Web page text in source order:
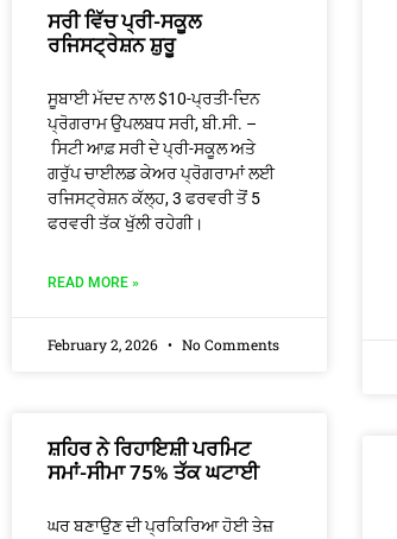
ਸਰੀ ਵਿੱਚ ਪ੍ਰੀ-ਸਕੂਲ
ਰਜਿਸਟ੍ਰੇਸ਼ਨ ਸ਼ੁਰੂ
ਸੂਬਾਈ ਮੱਦਦ ਨਾਲ $10-ਪ੍ਰਤੀ-ਦਿਨ
ਪ੍ਰੋਗਰਾਮ ਉਪਲਬਧ ਸਰੀ, ਬੀ.ਸੀ. –
ਸਿਟੀ ਆਫ਼ ਸਰੀ ਦੇ ਪ੍ਰੀ-ਸਕੂਲ ਅਤੇ
ਗਰੁੱਪ ਚਾਈਲਡ ਕੇਅਰ ਪ੍ਰੋਗਰਾਮਾਂ ਲਈ
ਰਜਿਸਟ੍ਰੇਸ਼ਨ ਕੱਲ੍ਹ, 3 ਫਰਵਰੀ ਤੋਂ 5
ਫਰਵਰੀ ਤੱਕ ਖੁੱਲੀ ਰਹੇਗੀ।
READ MORE »
February 2, 2026 No Comments
ਸ਼ਹਿਰ ਨੇ ਰਿਹਾਇਸ਼ੀ ਪਰਮਿਟ
ਸਮਾਂ-ਸੀਮਾ 75% ਤੱਕ ਘਟਾਈ
ਘਰ ਬਣਾਉਣ ਦੀ ਪ੍ਰਕਿਰਿਆ ਹੋਈ ਤੇਜ਼